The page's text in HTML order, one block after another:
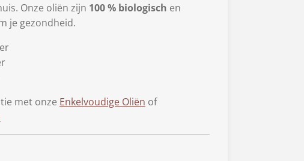
Onze oliën zijn 100 % biologisch en
je gezondheid.
met onze Enkelvoudige Oliën of